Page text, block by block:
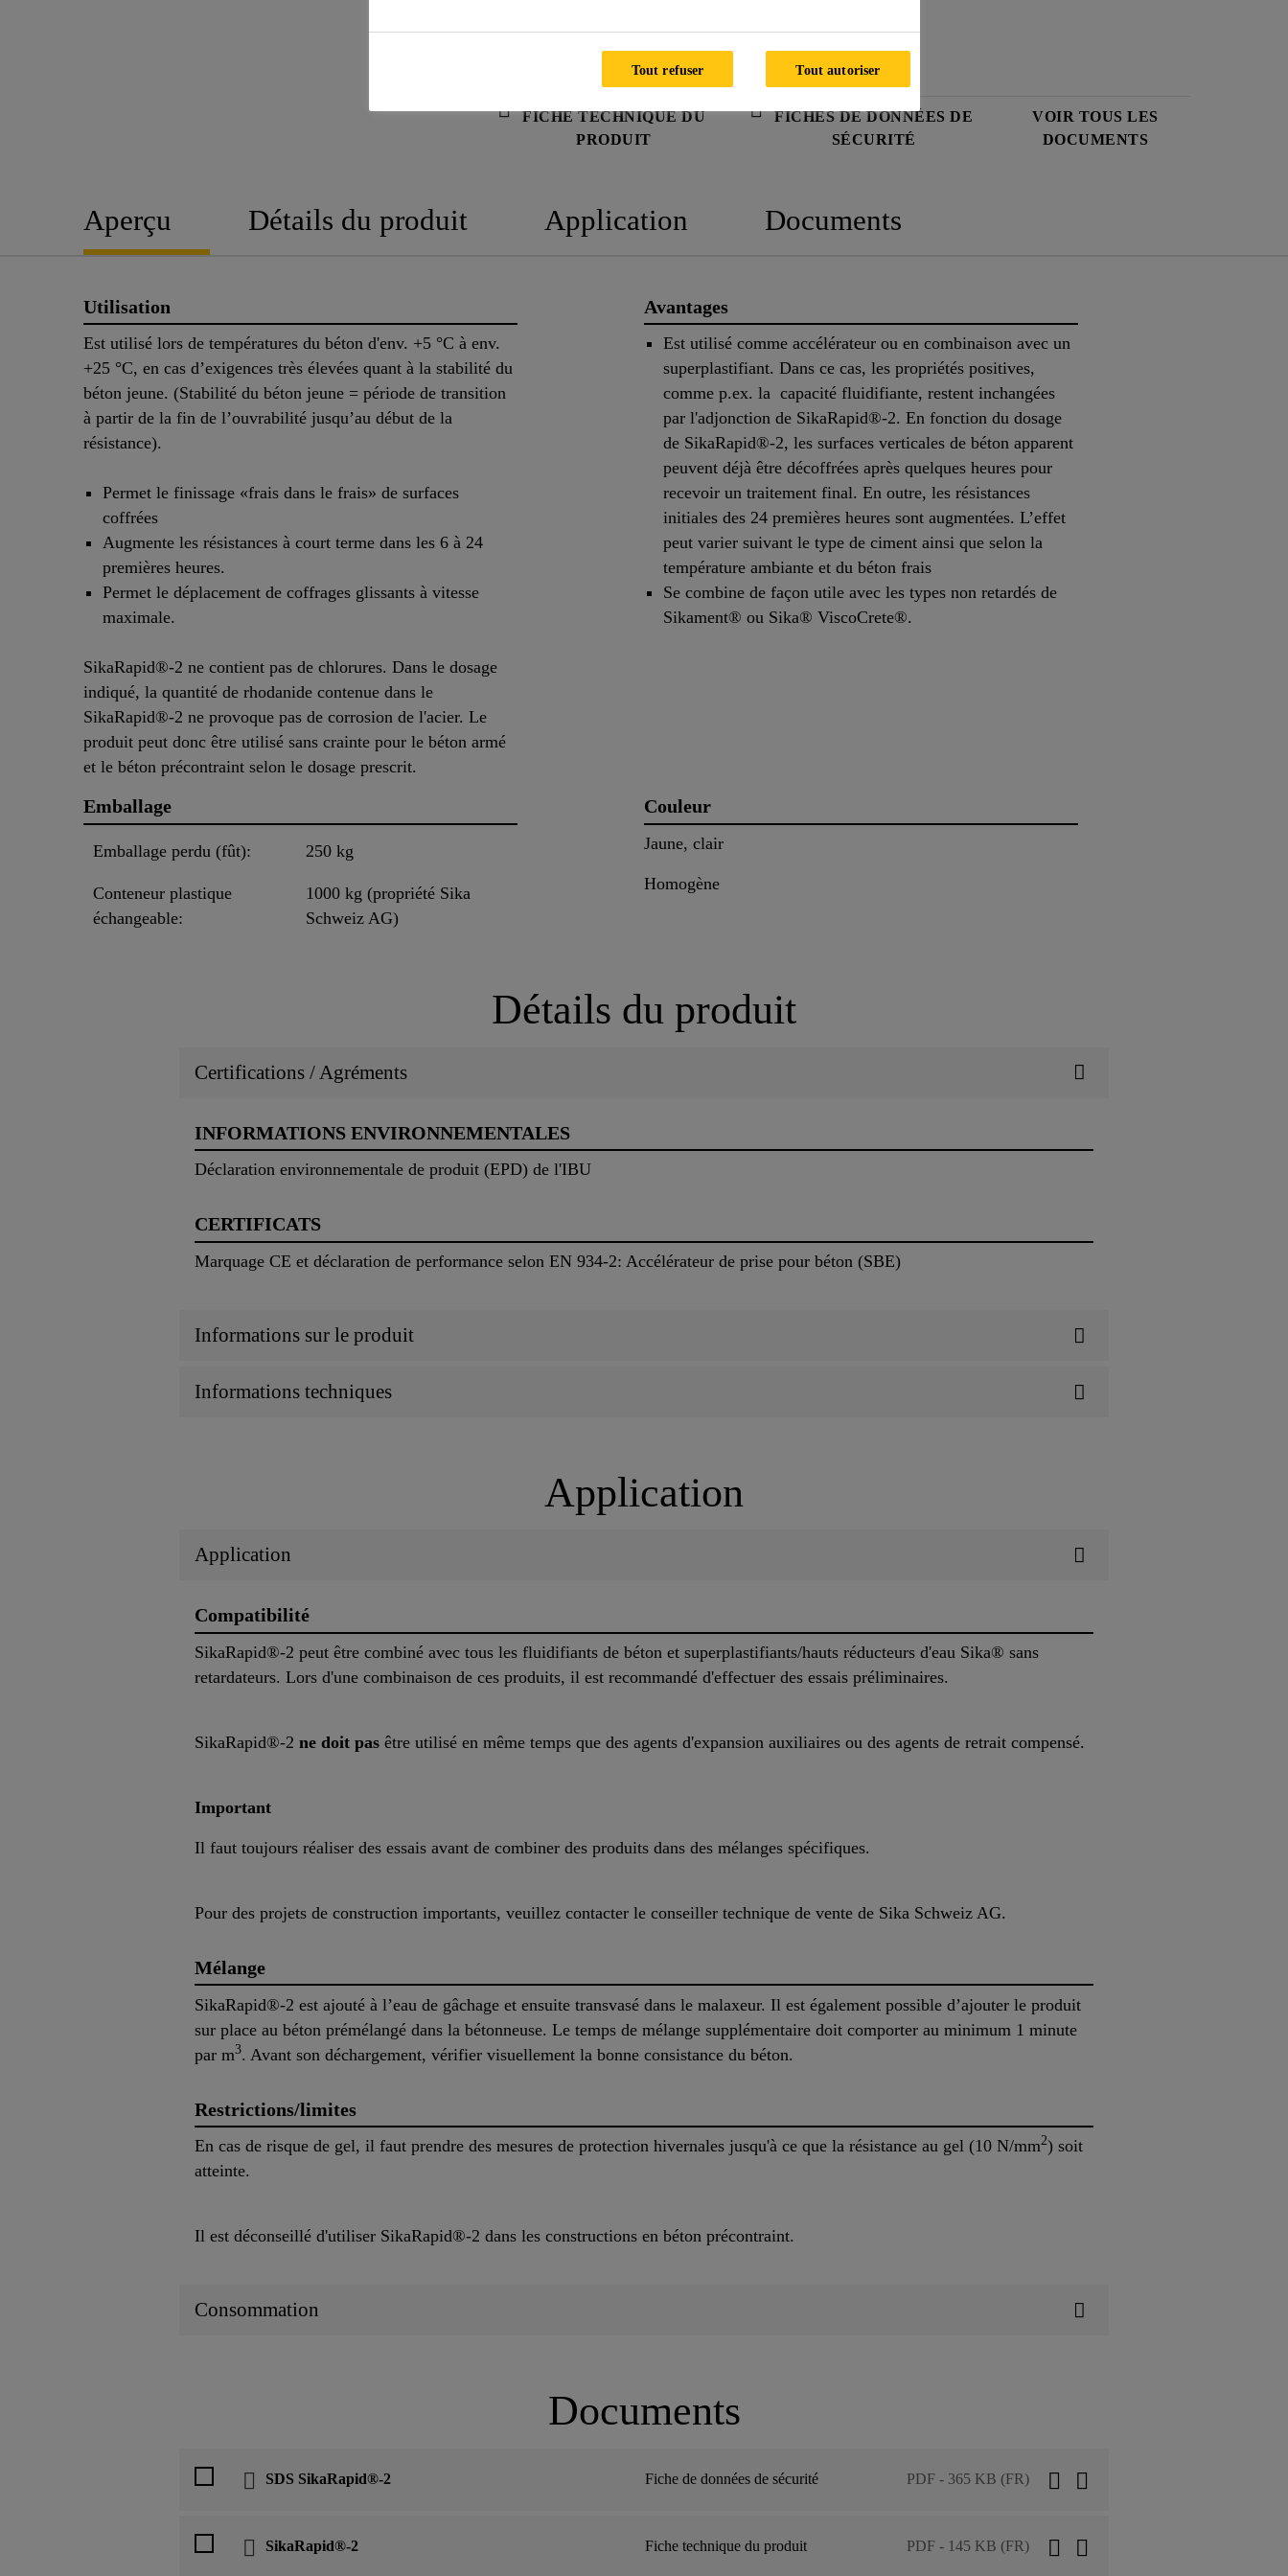
FICHE TECHNIQUE DU
PRODUIT
FICHES DE DONNÉES DE
SÉCURITÉ
VOIR TOUS LES
DOCUMENTS
Aperçu Détails du produit Application Documents
Utilisation
Est utilisé lors de températures du béton d'env. +5 °C à env.
+25 °C, en cas d’exigences très élevées quant à la stabilité du
béton jeune. (Stabilité du béton jeune = période de transition
à partir de la fin de l’ouvrabilité jusqu’au début de la
résistance).
Permet le finissage «frais dans le frais» de surfaces
coffrées
Augmente les résistances à court terme dans les 6 à 24
premières heures.
Permet le déplacement de coffrages glissants à vitesse
maximale.
SikaRapid®-2 ne contient pas de chlorures. Dans le dosage
indiqué, la quantité de rhodanide contenue dans le
SikaRapid®-2 ne provoque pas de corrosion de l'acier. Le
produit peut donc être utilisé sans crainte pour le béton armé
et le béton précontraint selon le dosage prescrit.
Avantages
Est utilisé comme accélérateur ou en combinaison avec un
superplastifiant. Dans ce cas, les propriétés positives,
comme p.ex. la capacité fluidifiante, restent inchangées
par l'adjonction de SikaRapid®-2. En fonction du dosage
de SikaRapid®-2, les surfaces verticales de béton apparent
peuvent déjà être décoffrées après quelques heures pour
recevoir un traitement final. En outre, les résistances
initiales des 24 premières heures sont augmentées. L’effet
peut varier suivant le type de ciment ainsi que selon la
température ambiante et du béton frais
Se combine de façon utile avec les types non retardés de
Sikament® ou Sika® ViscoCrete®.
Emballage
Emballage perdu (fût): 250 kg
Conteneur plastique
échangeable:
1000 kg (propriété Sika
Schweiz AG)
Couleur
Jaune, clair
Homogène
Détails du produit
Certifications / Agréments
INFORMATIONS ENVIRONNEMENTALES
Déclaration environnementale de produit (EPD) de l'IBU
CERTIFICATS
Marquage CE et déclaration de performance selon EN 934-2: Accélérateur de prise pour béton (SBE)
Informations sur le produit
Informations techniques
Application
Application
Compatibilité
SikaRapid®-2 peut être combiné avec tous les fluidifiants de béton et superplastifiants/hauts réducteurs d'eau Sika® sans
retardateurs. Lors d'une combinaison de ces produits, il est recommandé d'effectuer des essais préliminaires.
SikaRapid®-2 ne doit pas être utilisé en même temps que des agents d'expansion auxiliaires ou des agents de retrait compensé.
Important
Il faut toujours réaliser des essais avant de combiner des produits dans des mélanges spécifiques.
Pour des projets de construction importants, veuillez contacter le conseiller technique de vente de Sika Schweiz AG.
Mélange
SikaRapid®-2 est ajouté à l’eau de gâchage et ensuite transvasé dans le malaxeur. Il est également possible d’ajouter le produit
sur place au béton prémélangé dans la bétonneuse. Le temps de mélange supplémentaire doit comporter au minimum 1 minute
par m3. Avant son déchargement, vérifier visuellement la bonne consistance du béton.
Restrictions/limites
En cas de risque de gel, il faut prendre des mesures de protection hivernales jusqu'à ce que la résistance au gel (10 N/mm2) soit
atteinte.
Il est déconseillé d'utiliser SikaRapid®-2 dans les constructions en béton précontraint.
Consommation
Documents
SDS SikaRapid®-2 Fiche de données de sécurité PDF - 365 KB (FR)
SikaRapid®-2 Fiche technique du produit PDF - 145 KB (FR)
Tout refuser Tout autoriser